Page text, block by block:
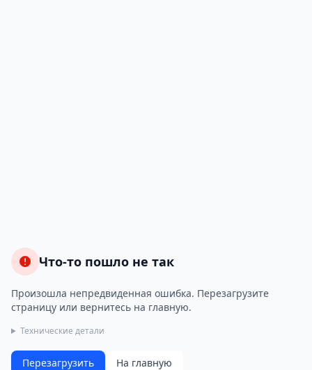
Что-то пошло не так
Произошла непредвиденная ошибка. Перезагрузите
страницу или вернитесь на главную.
Технические детали
Перезагрузить На главную